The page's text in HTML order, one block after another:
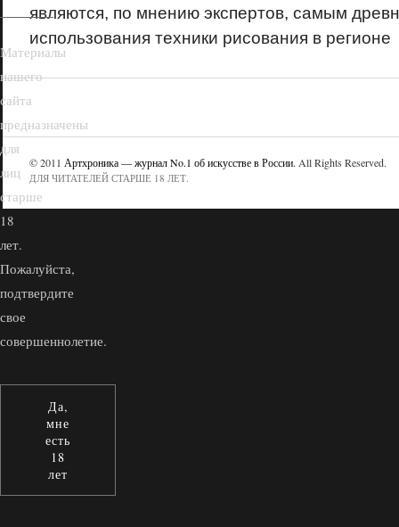
являются, по мнению экспертов, самым
использования техники рисования в регионе
© 2011 Артхроника — журнал No.1 об искусстве в России. All Rights Reserved.
ДЛЯ ЧИТАТЕЛЕЙ СТАРШЕ 18 ЛЕТ.
Материалы
нашего
сайта
предназначены
для
лиц
старше
18
лет.
Пожалуйста,
подтвердите
свое
совершеннолетие.
Да,
мне
есть
18
лет